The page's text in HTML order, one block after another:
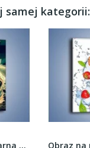
samej kategorii:
Obraz na płótnie – Czarna kawa arabica –...